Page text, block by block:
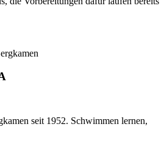
seit 1952. Schwimmen lernen,